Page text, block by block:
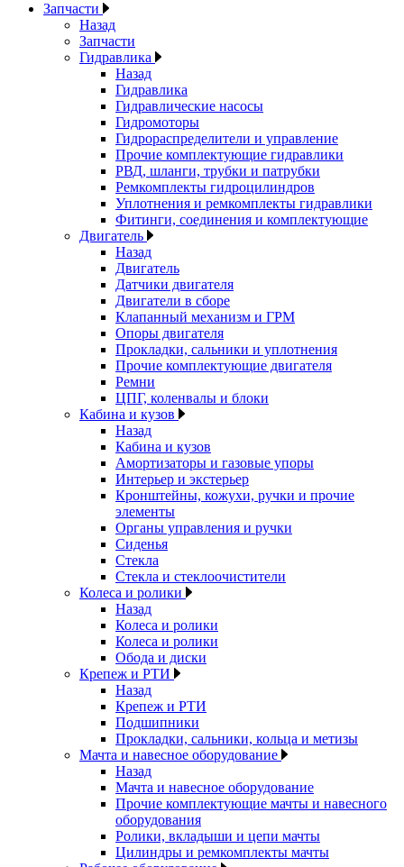
Запчасти
Назад
Запчасти
Гидравлика
Назад
Гидравлика
Гидравлические насосы
Гидромоторы
Гидрораспределители и управление
Прочие комплектующие гидравлики
РВД, шланги, трубки и патрубки
Ремкомплекты гидроцилиндров
Уплотнения и ремкомплекты гидравлики
Фитинги, соединения и комплектующие
Двигатель
Назад
Двигатель
Датчики двигателя
Двигатели в сборе
Клапанный механизм и ГРМ
Опоры двигателя
Прокладки, сальники и уплотнения
Прочие комплектующие двигателя
Ремни
ЦПГ, коленвалы и блоки
Кабина и кузов
Назад
Кабина и кузов
Амортизаторы и газовые упоры
Интерьер и экстерьер
Кронштейны, кожухи, ручки и прочие
элементы
Органы управления и ручки
Сиденья
Стекла
Стекла и стеклоочистители
Колеса и ролики
Назад
Колеса и ролики
Колеса и ролики
Обода и диски
Крепеж и РТИ
Назад
Крепеж и РТИ
Подшипники
Прокладки, сальники, кольца и метизы
Мачта и навесное оборудование
Назад
Мачта и навесное оборудование
Прочие комплектующие мачты и навесного
оборудования
Ролики, вкладыши и цепи мачты
Цилиндры и ремкомплекты мачты